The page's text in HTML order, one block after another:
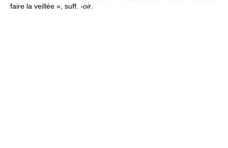
faire la veillée », suff. -oir